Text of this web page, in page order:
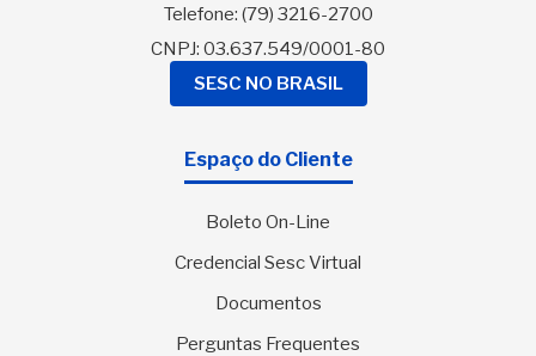
Telefone: (79) 3216-2700
CNPJ: 03.637.549/0001-80
SESC NO BRASIL
Espaço do Cliente
Boleto On-Line
Credencial Sesc Virtual
Documentos
Perguntas Frequentes